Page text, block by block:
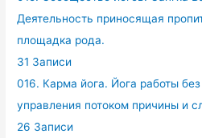
Деятельность приносящая
площадка рода.
31 Записи
016. Карма йога. Йога работы
управления потоком причины и
26 Записи